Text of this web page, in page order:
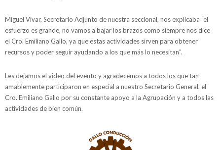
Miguel Vivar, Secretario Adjunto de nuestra seccional, nos explicaba “el
esfuerzo es grande, no vamos a bajar los brazos como siempre nos dice
el Cro. Emiliano Gallo, ya que estas actividades sirven para obtener
recursos y poder seguir ayudando a los que más lo necesitan”.
Les dejamos el video del evento y agradecemos a todos los que tan
amablemente participaron en especial a nuestro Secretario General, el
Cro. Emiliano Gallo por su constante apoyo a la Agrupación y a todos las
actividades de bien común.